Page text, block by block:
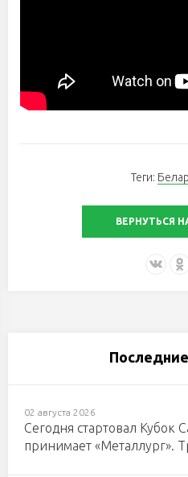
Теги:
ВЕРНУТЬСЯ
02 августа 2026
Сегодня стартовал Кубок
принимает «Металлург».